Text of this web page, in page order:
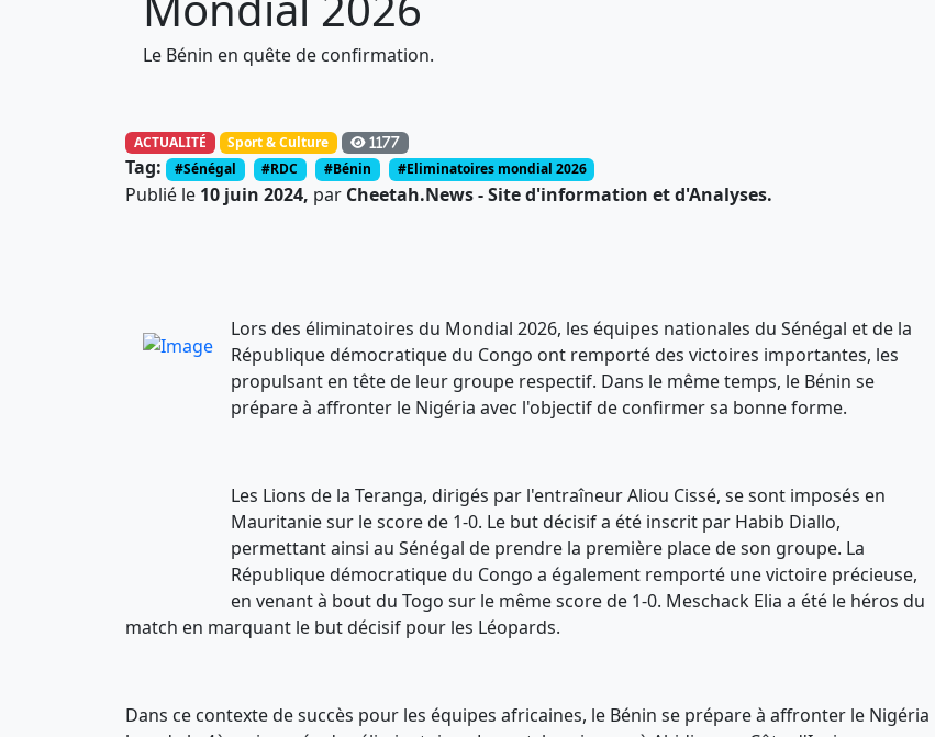
Le Bénin en quête de confirmation.
ACTUALITÉ Sport & Culture 1177
Tag: #Sénégal #RDC #Bénin #Eliminatoires mondial 2026
Publié le 10 juin 2024, par Cheetah.News - Site d'information et d'Analyses.
Lors des éliminatoires du Mondial 2026, les équipes nationales du Sénégal et de la
République démocratique du Congo ont remporté des victoires importantes, les
propulsant en tête de leur groupe respectif. Dans le même temps, le Bénin se
prépare à affronter le Nigéria avec l'objectif de confirmer sa bonne forme.
Les Lions de la Teranga, dirigés par l'entraîneur Aliou Cissé, se sont imposés en
Mauritanie sur le score de 1-0. Le but décisif a été inscrit par Habib Diallo,
permettant ainsi au Sénégal de prendre la première place de son groupe. La
République démocratique du Congo a également remporté une victoire précieuse,
en venant à bout du Togo sur le même score de 1-0. Meschack Elia a été le héros du
match en marquant le but décisif pour les Léopards.
Dans ce contexte de succès pour les équipes africaines, le Bénin se prépare à affronter le Nigéria